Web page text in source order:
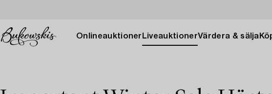
Onlineauktioner LiveauktionerVärdera & sälja